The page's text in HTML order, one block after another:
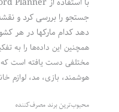
جستجو را بررسی کرد و
دهد کدام مارکها در هر
همچنین این داده‌ها را به
مختلفی دست یافته است که
هوشمند، بازی، مد، لوازم
محبوب‌ترین برند مصرف‌کننده